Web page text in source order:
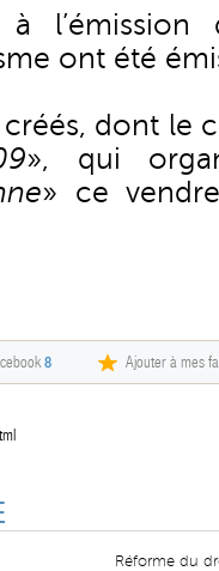
l’émission
ont été
dont le
», qui
» ce
8 Ajouter à mes
Réforme du